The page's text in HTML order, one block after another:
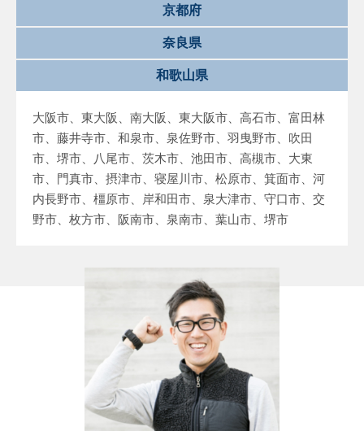
京都府
奈良県
和歌山県
大阪市、東大阪、南大阪、東大阪市、高石市、富田林
市、藤井寺市、和泉市、泉佐野市、羽曳野市、吹田
市、堺市、八尾市、茨木市、池田市、高槻市、大東
市、門真市、摂津市、寝屋川市、松原市、箕面市、河
内長野市、橿原市、岸和田市、泉大津市、守口市、交
野市、枚方市、阪南市、泉南市、葉山市、堺市